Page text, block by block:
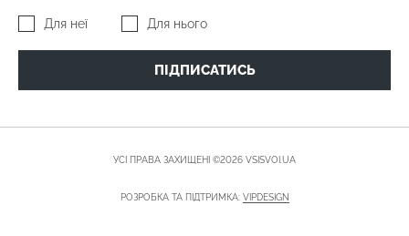
Для неї Для нього
ПІДПИСАТИСЬ
УСІ ПРАВА ЗАХИЩЕНІ ©2026 VSISVOI.UA
РОЗРОБКА ТА ПІДТРИМКА: VIPDESIGN